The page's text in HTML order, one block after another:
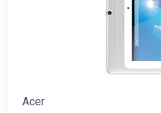
Acer